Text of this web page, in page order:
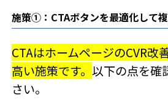
施策①：CTAボタンを最適化して
CTAはホームページのCVR改
高い施策です。以下の点を確
さい。